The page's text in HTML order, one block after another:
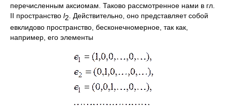
перечисленным аксиомам. Таково рассмотренное нами в гл.
II пространство l2 . Действительно, оно представляет собой
евклидово пространство, бесконечномерное, так как,
например, его элементы